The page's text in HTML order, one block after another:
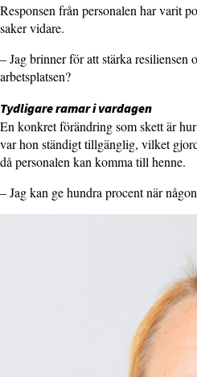
Responsen från personalen har varit
saker vidare.
– Jag brinner för att stärka resiliensen
arbetsplatsen?
Tydligare ramar i vardagen
En konkret förändring som skett är
var hon ständigt tillgänglig, vilket
då personalen kan komma till henne.
– Jag kan ge hundra procent när